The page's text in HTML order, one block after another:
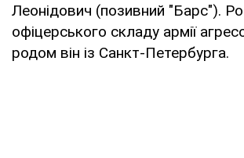
Леонідович (позивний "Барс").
офіцерського складу армії
родом він із Санкт-Петербурга.